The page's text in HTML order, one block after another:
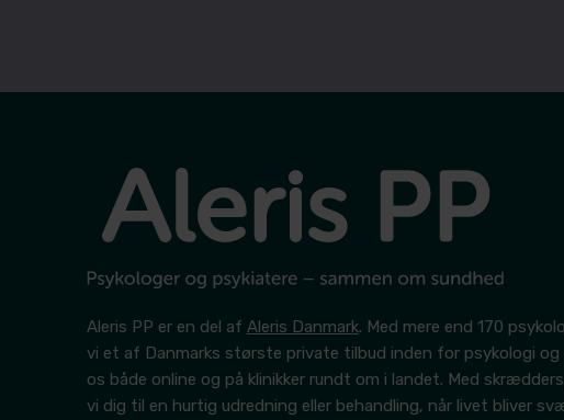
Aleris PP er en del af Aleris Danmark. Med mere end 170
vi et af Danmarks største private tilbud inden for psykologi og
os både online og på klinikker rundt om i landet. Med
vi dig til en hurtig udredning eller behandling, når livet bliver